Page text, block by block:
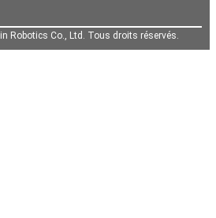
Robotics Co., Ltd. Tous droits réservés.